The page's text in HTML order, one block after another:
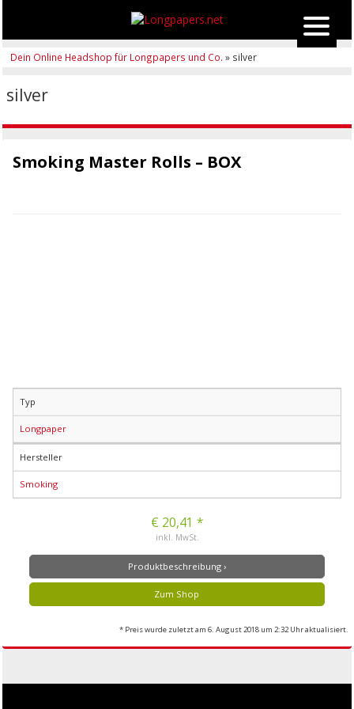
Dein Online Headshop für Longpapers und Co. » silver
silver
Smoking Master Rolls – BOX
Typ
Longpaper
Hersteller
Smoking
€ 20,41 *
inkl. MwSt.
Produktbeschreibung ›
Zum Shop
* Preis wurde zuletzt am 6. August 2018 um 2:32 Uhr aktualisiert.